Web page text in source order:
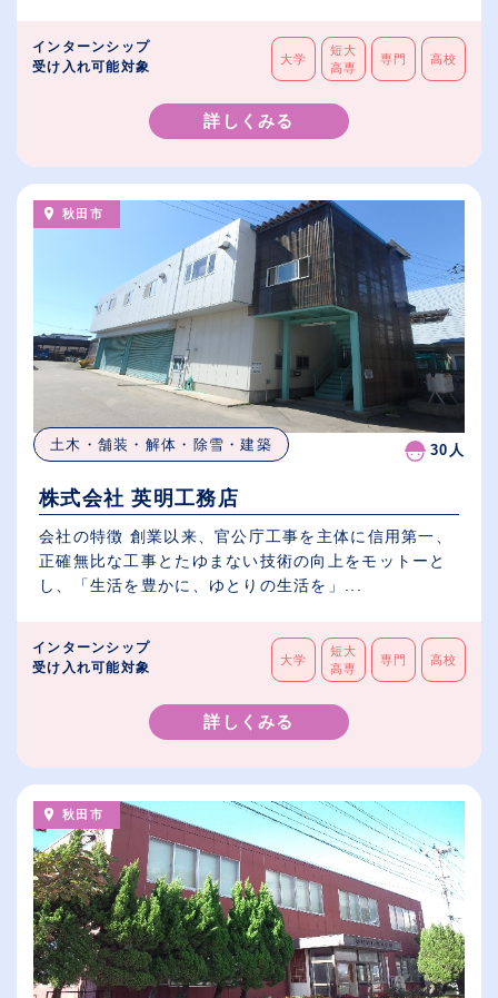
インターンシップ
受け入れ可能対象
大学
短大
高専
専門 高校
詳しくみる
秋田市
土木・舗装・解体・除雪・建築 30人
株式会社 英明工務店
会社の特徴 創業以来、官公庁工事を主体に信用第一、
正確無比な工事とたゆまない技術の向上をモットーと
し、「生活を豊かに、ゆとりの生活を」...
インターンシップ
受け入れ可能対象
大学
短大
高専
専門 高校
詳しくみる
秋田市